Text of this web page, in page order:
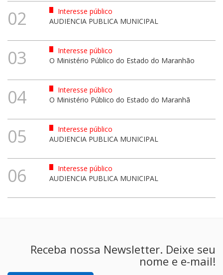
02
Interesse público
AUDIENCIA PUBLICA MUNICIPAL
03
Interesse público
O Ministério Público do Estado do Maranhão
04
Interesse público
O Ministério Público do Estado do Maranhã
05
Interesse público
AUDIENCIA PUBLICA MUNICIPAL
06
Interesse público
AUDIENCIA PUBLICA MUNICIPAL
Receba nossa Newsletter. Deixe seu
nome e e-mail!